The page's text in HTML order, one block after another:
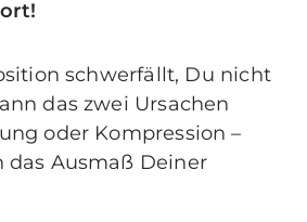
schwerfällt, Du nicht
das zwei Ursachen
oder Kompression –
Ausmaß Deiner